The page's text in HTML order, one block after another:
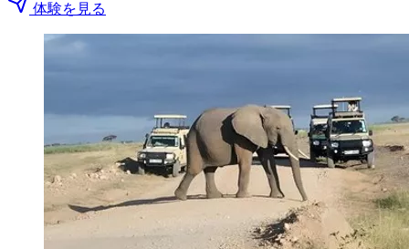
体験を見る